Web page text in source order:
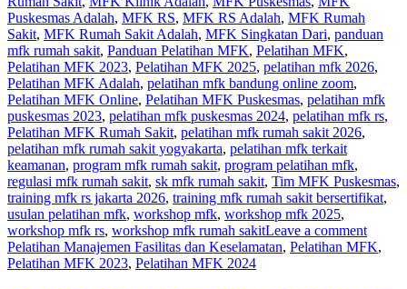
Puskesmas Adalah, MFK RS, MFK RS Adalah, MFK Rumah
Sakit, MFK Rumah Sakit Adalah, MFK Singkatan Dari, panduan
mfk rumah sakit, Panduan Pelatihan MFK, Pelatihan MFK,
Pelatihan MFK 2023, Pelatihan MFK 2025, pelatihan mfk 2026,
Pelatihan MFK Adalah, pelatihan mfk bandung online zoom,
Pelatihan MFK Online, Pelatihan MFK Puskesmas, pelatihan mfk
puskesmas 2023, pelatihan mfk puskesmas 2024, pelatihan mfk rs,
Pelatihan MFK Rumah Sakit, pelatihan mfk rumah sakit 2026,
pelatihan mfk rumah sakit yogyakarta, pelatihan mfk terkait
keamanan, program mfk rumah sakit, program pelatihan mfk,
regulasi mfk rumah sakit, sk mfk rumah sakit, Tim MFK Puskesmas,
training mfk rs jakarta 2026, training mfk rumah sakit bersertifikat,
usulan pelatihan mfk, workshop mfk, workshop mfk 2025,
workshop mfk rs, workshop mfk rumah sakitLeave a comment
Pelatihan Manajemen Fasilitas dan Keselamatan, Pelatihan MFK,
Pelatihan MFK 2023, Pelatihan MFK 2024